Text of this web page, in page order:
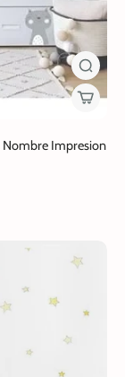
Nombre Impresion